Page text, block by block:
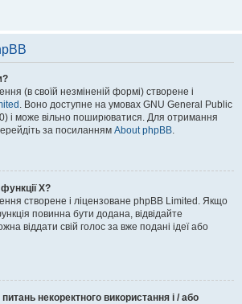
(в своїй незміненій формі) створене і
. Воно доступне на умовах GNU General Public
і може вільно поширюватися. Для отримання
за посиланням About phpBB.
X?
створене і ліцензоване phpBB Limited. Якщо
повинна бути додана, відвідайте
віддати свій голос за вже подані ідеї або
некоректного використання і / або